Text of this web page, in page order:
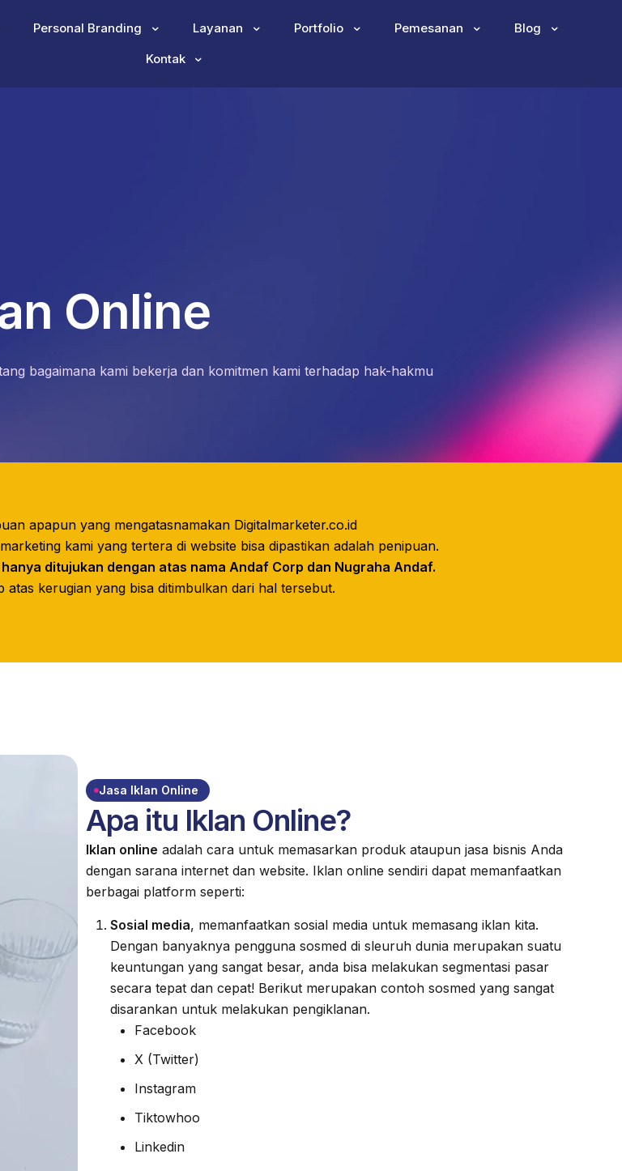
Personal Branding Layanan Portfolio Pemesanan
Blog
Kontak
Online
bagaimana kami bekerja dan komitmen kami terhadap hak-hakmu
apapun yang mengatasnamakan Digitalmarketer.co.id
kami yang tertera di website bisa dipastikan adalah penipuan.
ditujukan dengan atas nama Andaf Corp dan Nugraha Andaf.
atas kerugian yang bisa ditimbulkan dari hal tersebut.
Jasa Iklan Online
Apa itu Iklan Online?
Iklan online adalah cara untuk memasarkan produk ataupun jasa bisnis Anda
dengan sarana internet dan website. Iklan online sendiri dapat memanfaatkan
berbagai platform seperti:
Sosial media, memanfaatkan sosial media untuk memasang iklan kita.
Dengan banyaknya pengguna sosmed di sleuruh dunia merupakan suatu
keuntungan yang sangat besar, anda bisa melakukan segmentasi pasar
secara tepat dan cepat! Berikut merupakan contoh sosmed yang sangat
disarankan untuk melakukan pengiklanan.
Facebook
X (Twitter)
Instagram
Tiktowhoo
Linkedin